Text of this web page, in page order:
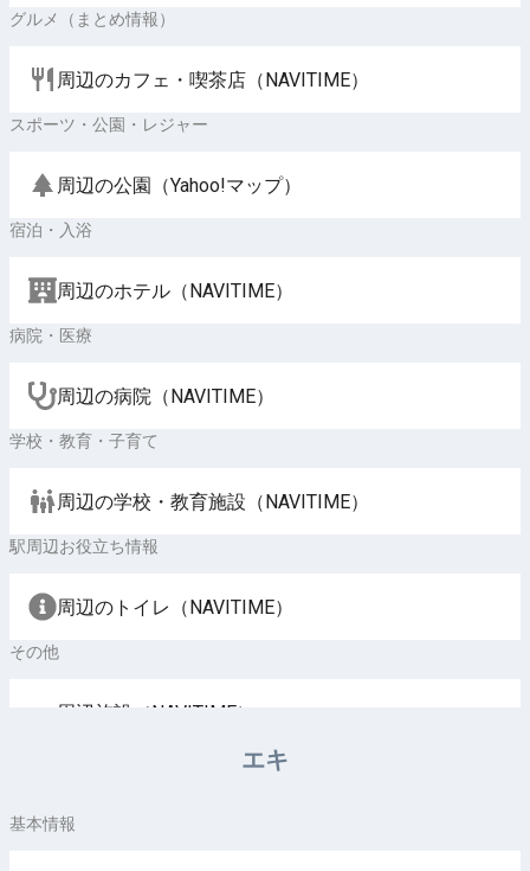
グルメ（まとめ情報）
周辺のカフェ・喫茶店（NAVITIME）
スポーツ・公園・レジャー
周辺の公園（Yahoo!マップ）
宿泊・入浴
周辺のホテル（NAVITIME）
病院・医療
周辺の病院（NAVITIME）
学校・教育・子育て
周辺の学校・教育施設（NAVITIME）
駅周辺お役立ち情報
周辺のトイレ（NAVITIME）
その他
周辺施設（NAVITIME）
エキ
基本情報